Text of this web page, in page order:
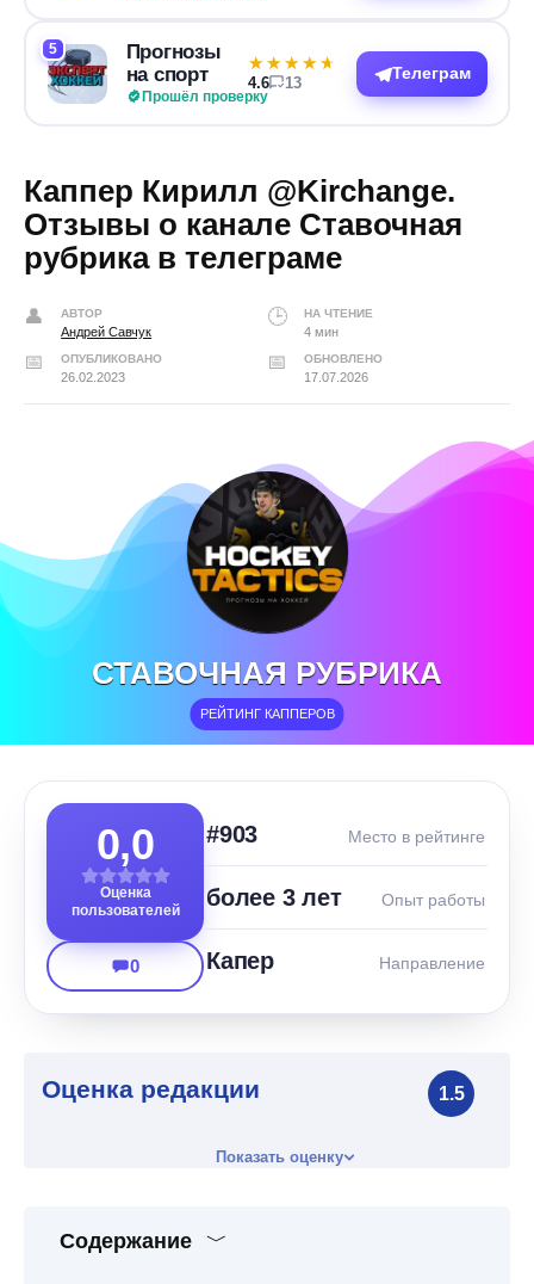
5
Прогнозы
на спорт
Прошёл проверку
★★★★★
★★★★★
4.6 13
Телеграм
Каппер Кирилл @Kirchange.
Отзывы о канале Ставочная
рубрика в телеграме
АВТОР
Андрей Савчук
НА ЧТЕНИЕ
4 мин
ОПУБЛИКОВАНО
26.02.2023
ОБНОВЛЕНО
17.07.2026
СТАВОЧНАЯ РУБРИКА
РЕЙТИНГ КАППЕРОВ
0,0
Оценка
пользователей
0
#903 Место в рейтинге
более 3 лет Опыт работы
Капер Направление
Оценка редакции 1.5
Показать оценку
Содержание